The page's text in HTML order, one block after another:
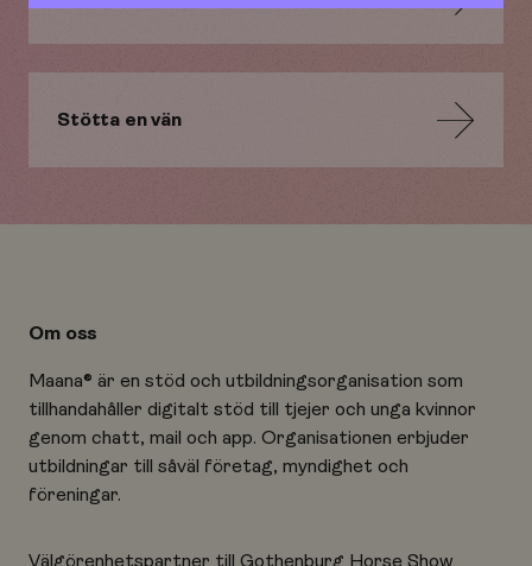
Stötta en vän
Om oss
Maana® är en stöd och utbildningsorganisation som
tillhandahåller digitalt stöd till tjejer och unga kvinnor
genom chatt, mail och app. Organisationen erbjuder
utbildningar till såväl företag, myndighet och
föreningar.
Välgörenhetspartner till Gothenburg Horse Show